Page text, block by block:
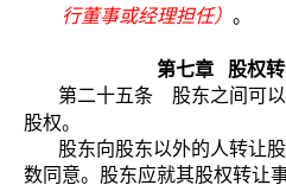
行董事或经理担任） 。
第七章
股权
第二十五条 股东之间可
股权。
股东向股东以外的人转让
数同意。股东应就其股权转让